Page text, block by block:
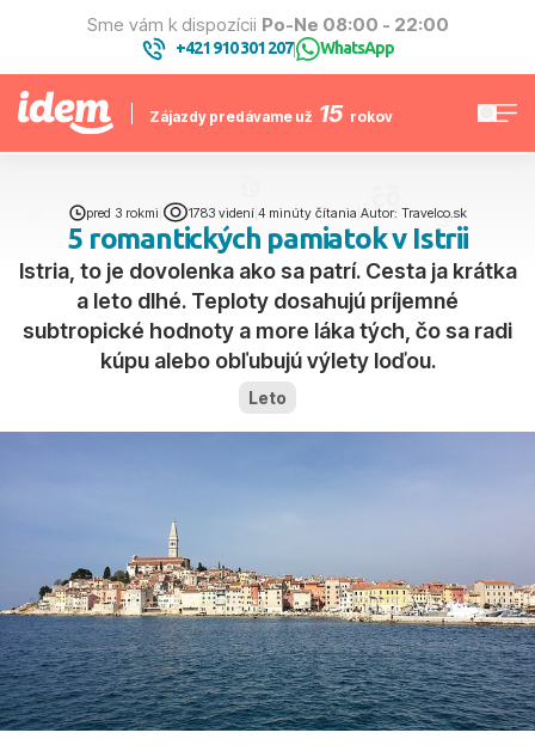
Sme vám k dispozícii Po-Ne 08:00 - 22:00
+421 910 301 207| WhatsApp
Zájazdy predávame už 15 rokov
pred 3 rokmi 1783 videní| 4 minúty čítania Autor: Travelco.sk
5 romantických pamiatok v Istrii
Istria, to je dovolenka ako sa patrí. Cesta ja krátka
a leto dlhé. Teploty dosahujú príjemné
subtropické hodnoty a more láka tých, čo sa radi
kúpu alebo obľubujú výlety loďou.
Leto